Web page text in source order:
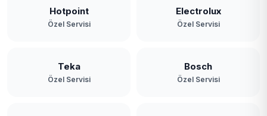
Hotpoint
Özel Servisi
Electrolux
Özel Servisi
Teka
Özel Servisi
Bosch
Özel Servisi